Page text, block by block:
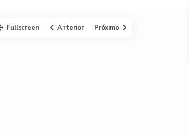
Fullscreen Anterior Próximo